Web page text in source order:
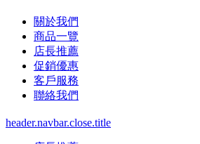
關於我們
商品一覽
店長推薦
促銷優惠
客戶服務
聯絡我們
header.navbar.close.title